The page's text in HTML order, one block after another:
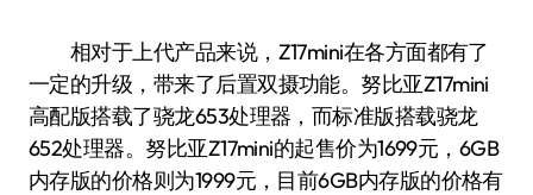
相对于上代产品来说，Z17mini在各方面都有了
一定的升级，带来了后置双摄功能。努比亚Z17mini
高配版搭载了骁龙653处理器，而标准版搭载骁龙
652处理器。努比亚Z17mini的起售价为1699元，6GB
内存版的价格则为1999元，目前6GB内存版的价格有